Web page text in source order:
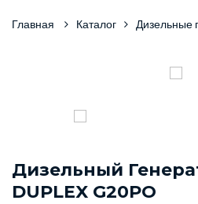
Главная Каталог Дизельные
Дизельный
DUPLEX G20PO